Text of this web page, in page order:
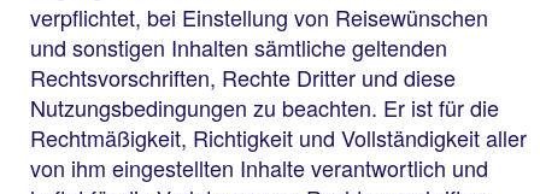
verpflichtet, bei Einstellung von Reisewünschen
und sonstigen Inhalten sämtliche geltenden
Rechtsvorschriften, Rechte Dritter und diese
Nutzungsbedingungen zu beachten. Er ist für die
Rechtmäßigkeit, Richtigkeit und Vollständigkeit aller
von ihm eingestellten Inhalte verantwortlich und